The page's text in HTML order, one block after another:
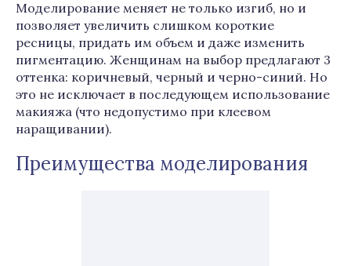
Моделирование меняет не только изгиб, но и
позволяет увеличить слишком короткие
ресницы, придать им объем и даже изменить
пигментацию. Женщинам на выбор предлагают 3
оттенка: коричневый, черный и черно-синий. Но
это не исключает в последующем использование
макияжа (что недопустимо при клеевом
наращивании).
Преимущества моделирования